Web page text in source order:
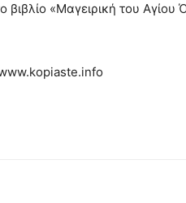
βιβλίο «Μαγειρική του